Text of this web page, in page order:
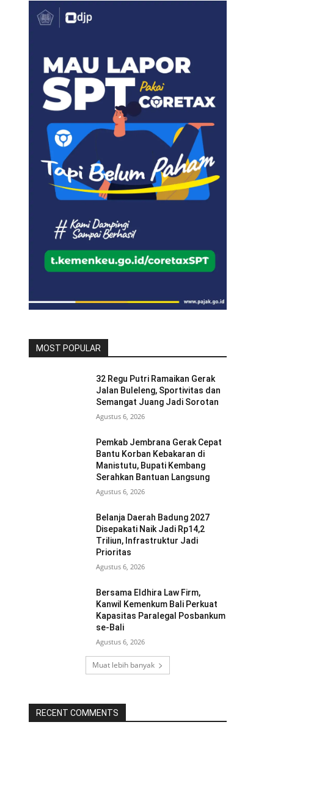
MOST POPULAR
32 Regu Putri Ramaikan Gerak
Jalan Buleleng, Sportivitas dan
Semangat Juang Jadi Sorotan
Agustus 6, 2026
Pemkab Jembrana Gerak Cepat
Bantu Korban Kebakaran di
Manistutu, Bupati Kembang
Serahkan Bantuan Langsung
Agustus 6, 2026
Belanja Daerah Badung 2027
Disepakati Naik Jadi Rp14,2
Triliun, Infrastruktur Jadi
Prioritas
Agustus 6, 2026
Bersama Eldhira Law Firm,
Kanwil Kemenkum Bali Perkuat
Kapasitas Paralegal Posbankum
se-Bali
Agustus 6, 2026
Muat lebih banyak
RECENT COMMENTS